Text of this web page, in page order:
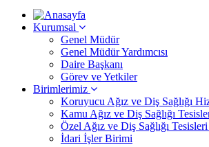
Kurumsal
Genel Müdür
Genel Müdür Yardımcısı
Daire Başkanı
Görev ve Yetkiler
Birimlerimiz
Koruyucu Ağız ve Diş Sağlığı
Kamu Ağız ve Diş Sağlığı
Özel Ağız ve Diş Sağlığı
İdari İşler Birimi